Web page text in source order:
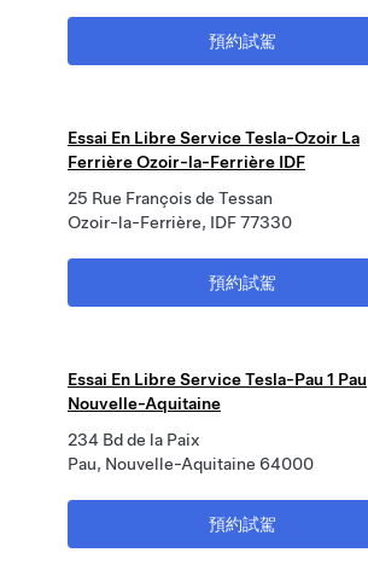
預約試駕
Essai En Libre Service Tesla-Ozoir La
Ferrière Ozoir-la-Ferrière IDF
25 Rue François de Tessan
Ozoir-la-Ferrière, IDF 77330
預約試駕
Essai En Libre Service Tesla-Pau 1 Pau
Nouvelle-Aquitaine
234 Bd de la Paix
Pau, Nouvelle-Aquitaine 64000
預約試駕